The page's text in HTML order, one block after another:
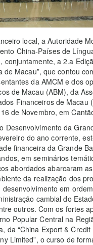
local, a Autoridade
China-Países de
a 2.a
Macau”, que contou
da AMCM e dos
de Macau (ABM), da
Financeiros de Macau
de Novembro, em
Desenvolvimento da
do ano corrente,
financeira da Grande
em seminários
abordados abarcaram
da realização dos
em
cambial do
outros. Com os fortes
Popular Central na
da “China Export &
Limited”, o curso de